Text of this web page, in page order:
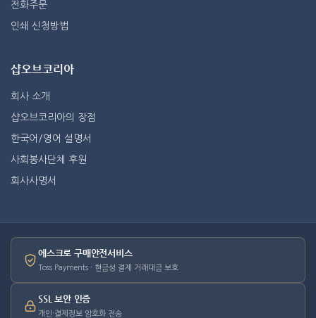
전화주문
인쇄 신청방법
샵오브코리아
회사 소개
샵오브코리아의 장점
한국어/영어 설명서
사회봉사단체 후원
회사사명서
에스크로 구매안전서비스
Toss Payments · 현금성 결제 거래대금 보호
SSL 보안 인증
개인·결제정보 암호화 전송